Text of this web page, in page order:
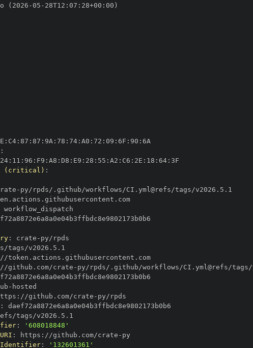
(2026 -05 - 28T12 : 07 : 28+00 :
: C4: 87 : 87 : 9A : 78 : 74: A0 : 72 : 09 : 6F : 90 :
:
24: 11 : 96 : F9 : A8 : D8 : E9 : 28 : 55 : A2 : C6 : 2E : 18 : 64:
(critical) :
-
//token.actions.githubusercontent.com
: crate -
//token.actions.githubusercontent.com
//github.com/crate -
-
: //github.com/crate -
:
:
'608018848'
: https : //github.com/crate -
Identifier: '132601361'